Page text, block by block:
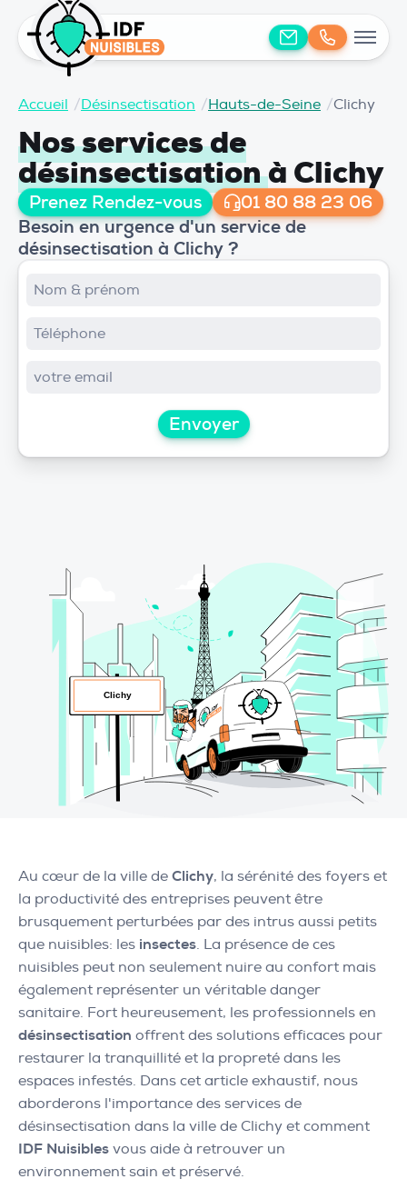
Accueil /Désinsectisation /Hauts-de-Seine /Clichy
Nos services de
désinsectisationà Clichy
Prenez Rendez-vous 01 80 88 23 06
Besoin en urgence d'un service de
désinsectisation à Clichy ?
Envoyer
Au cœur de la ville de Clichy, la sérénité des foyers et
la productivité des entreprises peuvent être
brusquement perturbées par des intrus aussi petits
que nuisibles: les insectes. La présence de ces
nuisibles peut non seulement nuire au confort mais
également représenter un véritable danger
sanitaire. Fort heureusement, les professionnels en
désinsectisation offrent des solutions efficaces pour
restaurer la tranquillité et la propreté dans les
espaces infestés. Dans cet article exhaustif, nous
aborderons l'importance des services de
désinsectisation dans la ville de Clichy et comment
IDF Nuisibles vous aide à retrouver un
environnement sain et préservé.